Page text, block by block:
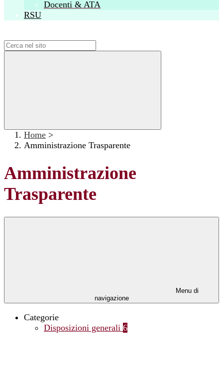
Docenti & ATA
RSU
Home >
Amministrazione Trasparente
Amministrazione
Trasparente
Menu di
navigazione
Categorie
Disposizioni generali 6